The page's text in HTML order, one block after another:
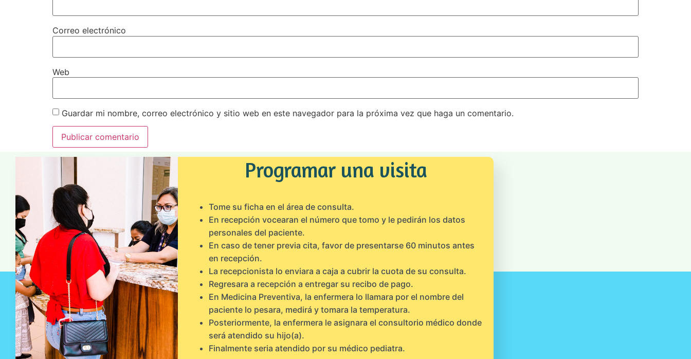
Correo electrónico
Web
Guardar mi nombre, correo electrónico y sitio web en este navegador para la próxima vez que haga un comentario.
Programar una visita
Tome su ficha en el área de consulta.
En recepción vocearan el número que tomo y le pedirán los datos
personales del paciente.
En caso de tener previa cita, favor de presentarse 60 minutos antes
en recepción.
La recepcionista lo enviara a caja a cubrir la cuota de su consulta.
Regresara a recepción a entregar su recibo de pago.
En Medicina Preventiva, la enfermera lo llamara por el nombre del
paciente lo pesara, medirá y tomara la temperatura.
Posteriormente, la enfermera le asignara el consultorio médico donde
será atendido su hijo(a).
Finalmente seria atendido por su médico pediatra.